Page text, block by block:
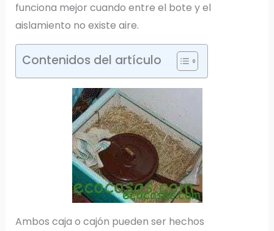
funciona mejor cuando entre el bote y el
aislamiento no existe aire.
Contenidos del artículo
Ambos caja o cajón pueden ser hechos